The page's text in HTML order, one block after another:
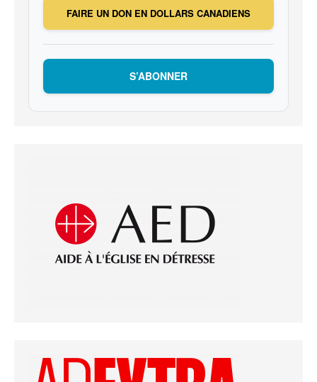
FAIRE UN DON EN DOLLARS CANADIENS
S’ABONNER